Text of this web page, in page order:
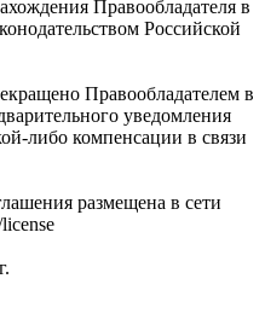
Правообладателя в
Российской
Правообладателем в
уведомления
либо компенсации в связи
размещена в сети